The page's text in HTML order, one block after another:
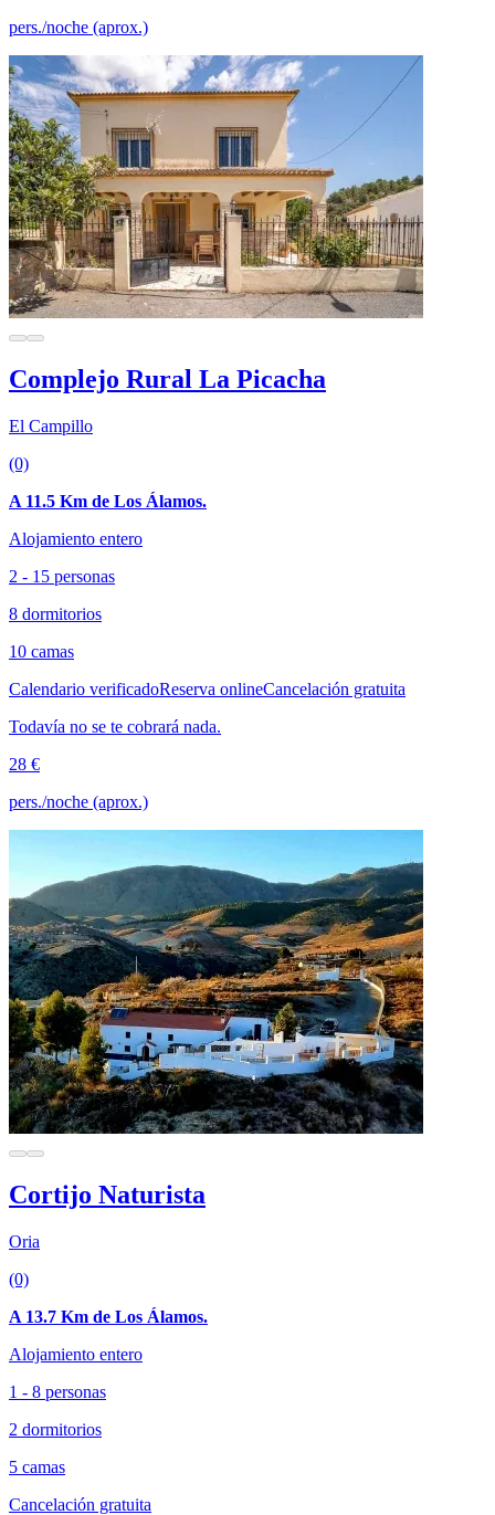
pers./noche (aprox.)
Complejo Rural La Picacha
El Campillo
(0)
A 11.5 Km de Los Álamos.
Alojamiento entero
2 - 15 personas
8 dormitorios
10 camas
Calendario verificadoReserva onlineCancelación gratuita
Todavía no se te cobrará nada.
28 €
pers./noche (aprox.)
Cortijo Naturista
Oria
(0)
A 13.7 Km de Los Álamos.
Alojamiento entero
1 - 8 personas
2 dormitorios
5 camas
Cancelación gratuita